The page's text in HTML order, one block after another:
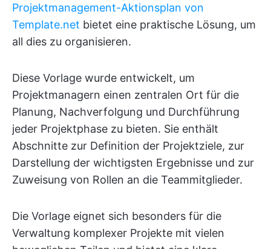
Projektmanagement-Aktionsplan von
Template.net bietet eine praktische Lösung, um
all dies zu organisieren.
Diese Vorlage wurde entwickelt, um
Projektmanagern einen zentralen Ort für die
Planung, Nachverfolgung und Durchführung
jeder Projektphase zu bieten. Sie enthält
Abschnitte zur Definition der Projektziele, zur
Darstellung der wichtigsten Ergebnisse und zur
Zuweisung von Rollen an die Teammitglieder.
Die Vorlage eignet sich besonders für die
Verwaltung komplexer Projekte mit vielen